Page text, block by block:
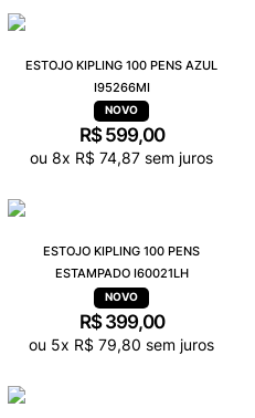
ESTOJO KIPLING 100 PENS AZUL
I95266MI
R$ 599,00
ou 8x R$ 74,87 sem juros
ESTOJO KIPLING 100 PENS
ESTAMPADO I60021LH
R$ 399,00
ou 5x R$ 79,80 sem juros